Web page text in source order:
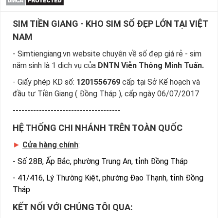
nữa thành “tài trí nhân đôi”. Dòng sim 033 vì thế thường
mang đến nhiều may mắn và thuận lợi. Chủ sở hữu sẽ
hoàn thành mọi mục tiêu mình muốn và đạt được những
thành tựu xứng đáng.
Đầu số 034 “Bốn Mùa Tài Lộc”
Đầu số này mang đến sự bình an cho chủ sở hữu cùng với
và đủ đầy.
Đầu số 035 “Tài Lộc Sinh Sôi”
Số 5 vẫn luôn được biết đến với biểu tượng về sự cân bằng
và kết nối. Khi kết hợp với cặp 03, đầu số 035 mang đến
những niềm vui giản đơn và sự sinh sôi về tài lộc. Hướng
đến cuộc sống đủ đầy, viên mãn.
Đầu số 036 “Có Tài Có Lộc”
SIM TIỀN GIANG - KHO SIM SỐ ĐẸP LỚN TẠI VIỆT
NAM
- Simtiengiang.vn website chuyên về số đẹp giá rẻ - sim
năm sinh là 1 dịch vụ của DNTN Viễn Thông Minh Tuấn.
- Giấy phép KD số: 1201556769 cấp tại Sở Kế hoạch và
đầu tư Tiền Giang ( Đồng Tháp ), cấp ngày 06/07/2017
-------------------------------------
HỆ THỐNG CHI NHÁNH TRÊN TOÀN QUỐC
► Cửa hàng chính:
- Số 28B, Ấp Bắc, phường Trung An, tỉnh Đồng Tháp
- 41/416, Lý Thường Kiệt, phường Đạo Thạnh, tỉnh Đồng
Tháp
KẾT NỐI VỚI CHÚNG TÔI QUA: